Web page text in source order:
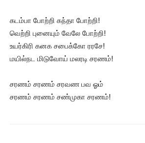
கடம்பா போற்றி கந்தா போற்றி!
வெற்றி புனையும் வேலே போற்றி!
உயர்கிரி கனக சபைக்கோ ரரசே!
மயில்நட மிடுவோய் மலரடி சரணம்!
சரணம் சரணம் சரவண பவ ஓம்
சரணம் சரணம் சண்முகா சரணம்!